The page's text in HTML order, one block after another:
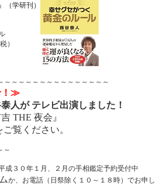
（学研刊）
）
～～～～～～～～～～～～～～～
！≫
人が テレビ出演しました！
THE 夜会』
ご覧ください。
～
成３０年１月、２月の手相鑑定予約受付中
か、お電話（日祭除く１０～１８時）でお申し